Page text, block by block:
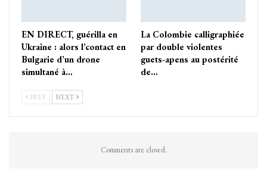
EN DIRECT, guérilla en
Ukraine : alors l’contact en
Bulgarie d’un drone
simultané à…
La Colombie calligraphiée
par double violentes
guets-apens au postérité
de…
PREV NEXT
Comments are closed.